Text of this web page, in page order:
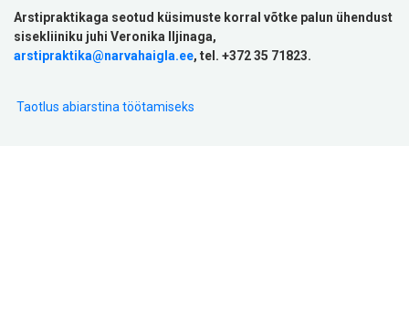
TEENUSED
Arstipraktikaga seotud küsimuste korral võtke palun ühendust
sisekliiniku juhi Veronika Iljinaga,
arstipraktika@narvahaigla.ee, tel. +37235 71823.
Taotlus abiarstina töötamiseks